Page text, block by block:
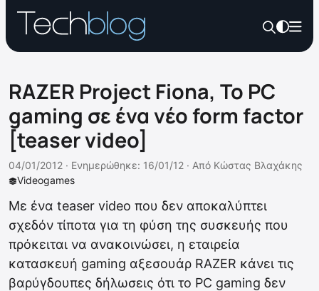
RAZER Project Fiona, Το PC
gaming σε ένα νέο form factor
[teaser video]
Videogames
04/01/2012 · Ενημερώθηκε: 16/01/12 · Από Κώστας Βλαχάκης
Με ένα teaser video που δεν αποκαλύπτει
σχεδόν τίποτα για τη φύση της συσκευής που
πρόκειται να ανακοινώσει, η εταιρεία
κατασκευή gaming αξεσουάρ RAZER κάνει τις
βαρύγδουπες δήλωσεις ότι το PC gaming δεν